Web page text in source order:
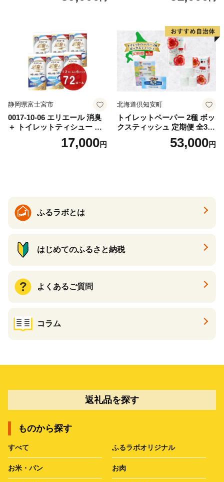
ー 消耗品 備蓄 送料無料 北海
道 倶知安町 日用品
静岡県富士宮市
0017-10-06 エリエール 消臭
＋ トイレットティシュー し
っかり香るフレッシュクリア
の香り ダブル 12ロール×6パ
17,000円
北海道倶知安町
トイレットペーパー 2種 ボッ
クスティッシュ 定期便 全3
回 日本製 まとめ買い 防災
常備品 日用雑貨 消耗品 生活
53,000円
ふるラボとは
はじめてのふるさと納税
よくあるご質問
コラム
返礼品を探す
ものから探す
すべて ふるラボオリジナル
お米・パン お肉